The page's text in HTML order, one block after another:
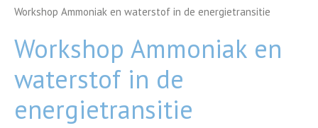
Workshop Ammoniak en waterstof in de energietransitie
Workshop Ammoniak en
waterstof in de
energietransitie